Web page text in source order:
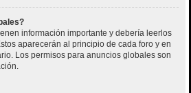
información importante y debería leerlos
aparecerán al principio de cada foro y en
Los permisos para anuncios globales son